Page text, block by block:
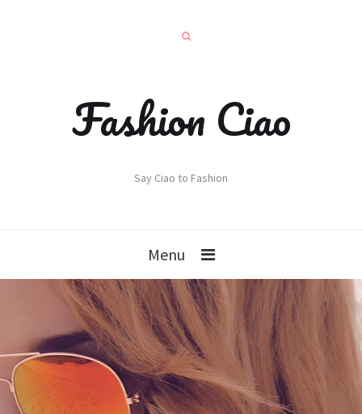
Fashion Ciao
Say Ciao to Fashion
Menu